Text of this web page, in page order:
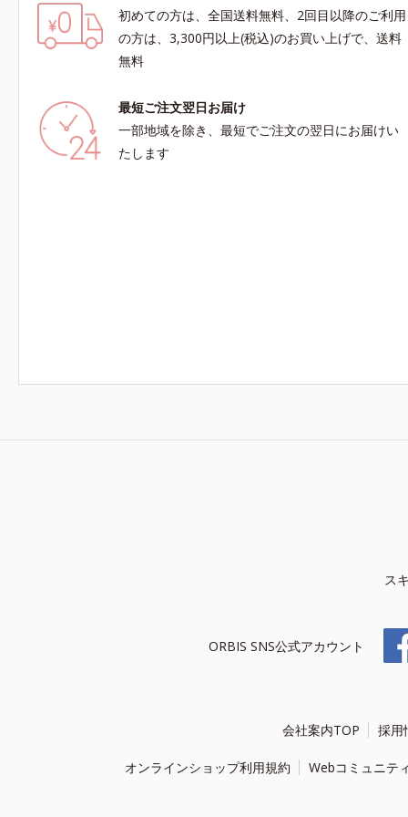
初めての方は、全国送料無料、2回目以降のご利用
の方は、3,300円以上(税込)のお買い上げで、送料
無料
最短ご注文翌日お届け
一部地域を除き、最短でご注文の翌日にお届けい
たします
ス
ORBIS SNS公式アカウント
会社案内TOP 採用
オンラインショップ利用規約 Webコミュニテ